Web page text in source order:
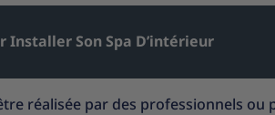
Installer Son Spa D’intérieur
réalisée par des professionnels ou